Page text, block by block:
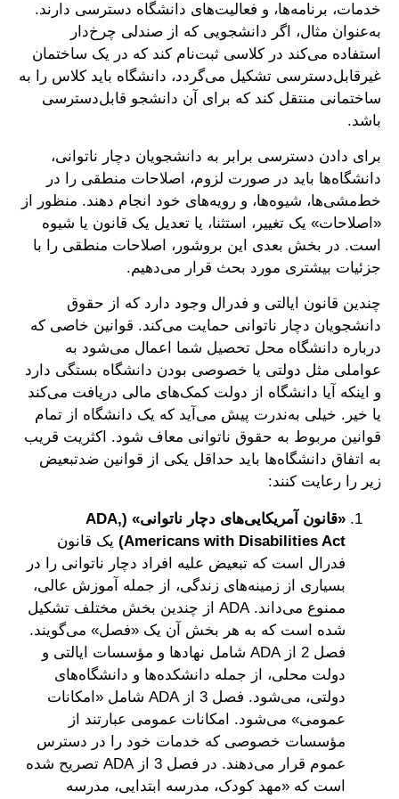
خدمات، برنامه‌ها، و فعالیت‌های دانشگاه دسترسی دارند.
به‌عنوان مثال، اگر دانشجویی که از صندلی چرخ‌دار
استفاده می‌کند در کلاسی ثبت‌نام کند که در یک ساختمان
غیرقابل‌دسترسی تشکیل می‌گردد، دانشگاه باید کلاس را به
ساختمانی منتقل کند که برای آن دانشجو قابل‌دسترسی
باشد.
برای دادن دسترسی برابر به دانشجویان دچار ناتوانی،
دانشگاه‌ها باید در صورت لزوم، اصلاحات منطقی را در
خط‌مشی‌ها، شیوه‌ها، و رویه‌های خود انجام دهند. منظور از
«اصلاحات» یک تغییر، استثنا، یا تعدیل یک قانون یا شیوه
است. در بخش بعدی این بروشور، اصلاحات منطقی را با
جزئیات بیشتری مورد بحث قرار می‌دهیم.
چندین قانون ایالتی و فدرال وجود دارد که از حقوق
دانشجویان دچار ناتوانی حمایت می‌کند. قوانین خاصی که
درباره دانشگاه محل تحصیل شما اعمال می‌شود به
عواملی مثل دولتی یا خصوصی بودن دانشگاه بستگی دارد
و اینکه آیا دانشگاه از دولت کمک‌های مالی دریافت می‌کند
یا خیر. خیلی به‌ندرت پیش می‌آید که یک دانشگاه از تمام
قوانین مربوط به حقوق ناتوانی معاف شود. اکثریت قریب
به اتفاق دانشگاه‌ها باید حداقل یکی از قوانین ضدتبعیض
زیر را رعایت کنند:
«قانون آمریکایی‌های دچار ناتوانی» (ADA,
Americans with Disabilities Act)
یک قانون
فدرال است که تبعیض علیه افراد دچار ناتوانی را در
بسیاری از زمینه‌های زندگی، از جمله آموزش عالی،
ممنوع می‌داند. ADA از چندین بخش مختلف تشکیل
شده است که به هر بخش آن یک «فصل» می‌گویند.
فصل 2 از ADA شامل نهادها و مؤسسات ایالتی و
دولت محلی، از جمله دانشکده‌ها و دانشگاه‌های
دولتی، می‌شود. فصل 3 از ADA شامل «امکانات
عمومی» می‌شود. امکانات عمومی عبارتند از
مؤسسات خصوصی که خدمات خود را در دسترس
عموم قرار می‌دهند. در فصل 3 از ADA تصریح شده
است که «مهد کودک، مدرسه ابتدایی، مدرسه